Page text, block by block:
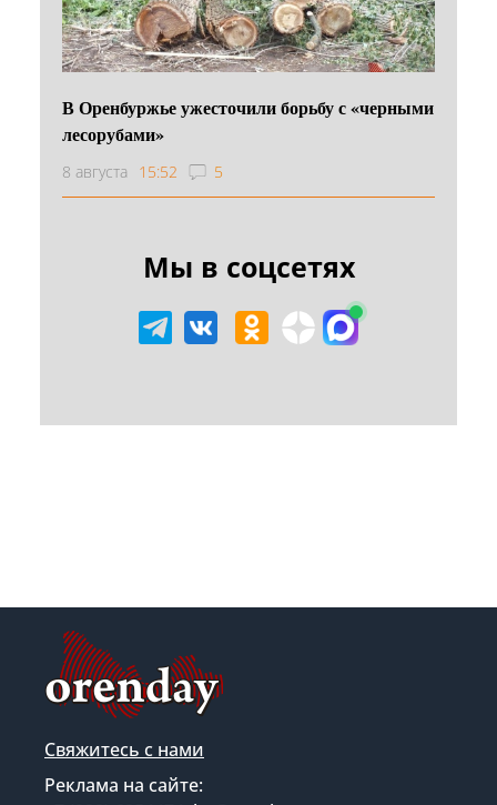
В Оренбуржье ужесточили борьбу с «черными
лесорубами»
8 августа 15:52 5
Мы в соцсетях
Свяжитесь с нами
Реклама на сайте: